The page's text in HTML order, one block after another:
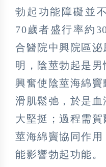
勃起功能障礙並
70歲者盛行率約
合醫院中興院區
明，陰莖勃起是
興奮使陰莖海綿
滑肌鬆弛，於是
大堅挺；過程需
莖海綿竇協同作
能影響勃起功能。